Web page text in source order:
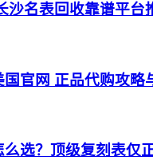
沙名表回收靠谱平台
官网 正品代购攻略
选？顶级复刻表仅